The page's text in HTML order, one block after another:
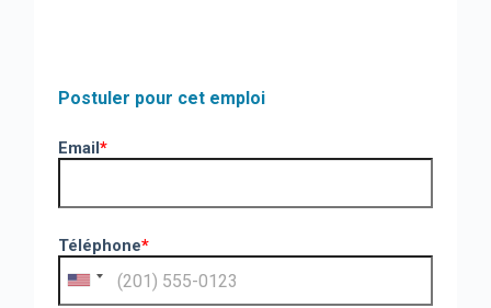
Postuler pour cet emploi
Email*
Téléphone*